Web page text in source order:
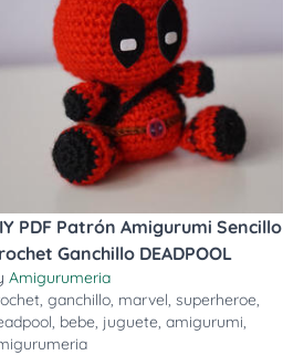
PDF Patrón Amigurumi Sencillo
Ganchillo DEADPOOL
Amigurumeria
, ganchillo, marvel, superheroe,
, bebe, juguete, amigurumi,